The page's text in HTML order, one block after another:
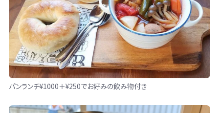
パンランチ¥1000＋¥250でお好みの飲み物付き